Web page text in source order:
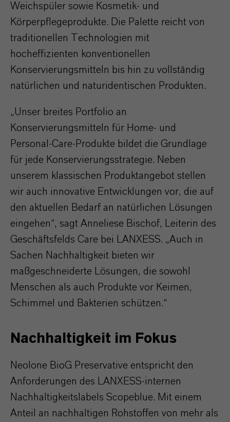
Weichspüler sowie Kosmetik- und
Körperpflegeprodukte. Die Palette reicht von
traditionellen Technologien mit
hocheffizienten konventionellen
Konservierungsmitteln bis hin zu vollständig
natürlichen und naturidentischen Produkten.
„Unser breites Portfolio an
Konservierungsmitteln für Home- und
Personal-Care-Produkte bildet die Grundlage
für jede Konservierungsstrategie. Neben
unserem klassischen Produktangebot stellen
wir auch innovative Entwicklungen vor, die auf
den aktuellen Bedarf an natürlichen Lösungen
eingehen“, sagt Anneliese Bischof, Leiterin des
Geschäftsfelds Care bei LANXESS. „Auch in
Sachen Nachhaltigkeit bieten wir
maßgeschneiderte Lösungen, die sowohl
Menschen als auch Produkte vor Keimen,
Schimmel und Bakterien schützen.“
Nachhaltigkeit im Fokus
Neolone BioG Preservative entspricht den
Anforderungen des LANXESS-internen
Nachhaltigkeitslabels Scopeblue. Mit einem
Anteil an nachhaltigen Rohstoffen von mehr als